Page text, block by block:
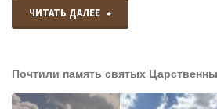
ЧИТАТЬ ДАЛЕЕ "В
в
Почтили память святых